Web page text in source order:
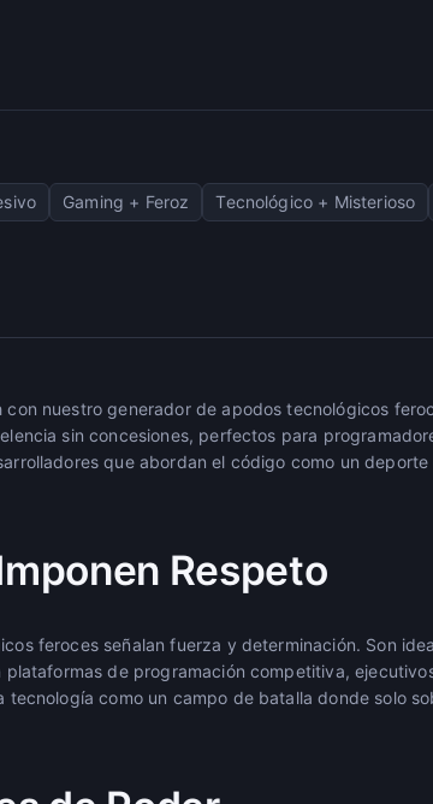
Gaming + Feroz Tecnológico + Misterioso
con nuestro generador de apodos tecnológicos
sin concesiones, perfectos para
que abordan el código como un deporte
Respeto
feroces señalan fuerza y determinación. Son
plataformas de programación competitiva,
tecnología como un campo de batalla donde solo